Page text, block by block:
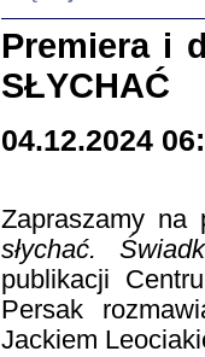
Premiera i
SŁYCHAĆ
04.12.2024
Zapraszamy
słychać.
publikacji
Persak
Jackiem